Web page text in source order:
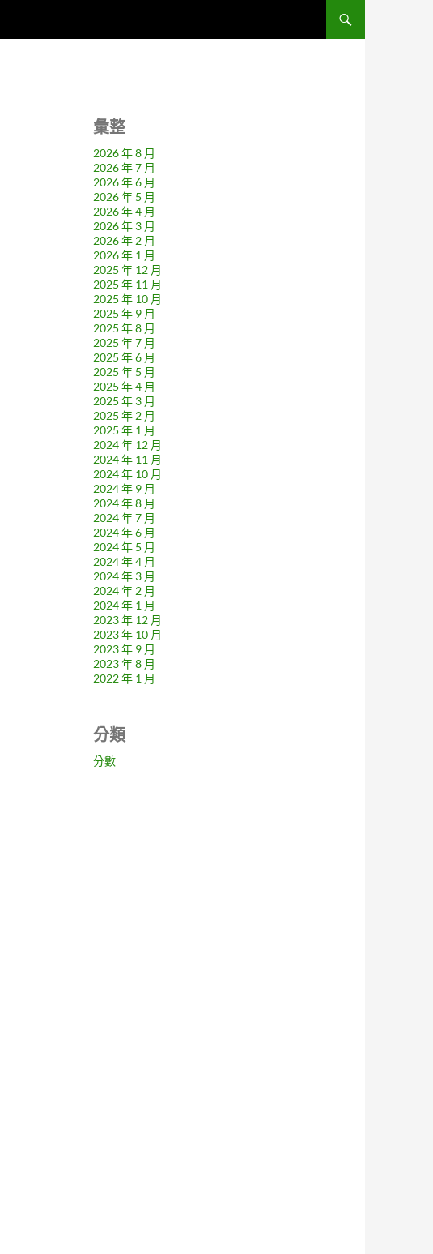
彙整
2026 年 8 月
2026 年 7 月
2026 年 6 月
2026 年 5 月
2026 年 4 月
2026 年 3 月
2026 年 2 月
2026 年 1 月
2025 年 12 月
2025 年 11 月
2025 年 10 月
2025 年 9 月
2025 年 8 月
2025 年 7 月
2025 年 6 月
2025 年 5 月
2025 年 4 月
2025 年 3 月
2025 年 2 月
2025 年 1 月
2024 年 12 月
2024 年 11 月
2024 年 10 月
2024 年 9 月
2024 年 8 月
2024 年 7 月
2024 年 6 月
2024 年 5 月
2024 年 4 月
2024 年 3 月
2024 年 2 月
2024 年 1 月
2023 年 12 月
2023 年 10 月
2023 年 9 月
2023 年 8 月
2022 年 1 月
分類
分數